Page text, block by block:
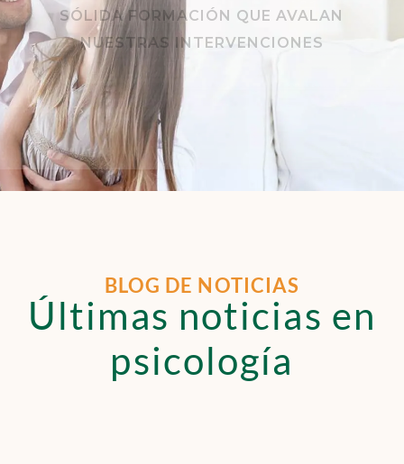
SÓLIDA FORMACIÓN QUE AVALAN
NUESTRAS INTERVENCIONES
BLOG DE NOTICIAS
Últimas noticias en
psicología